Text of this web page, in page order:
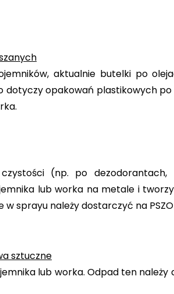
aktualnie butelki po
dotyczy opakowań plastikowych
(np. po dezodorantach,
lub worka na metale i
sprayu należy dostarczyć na
sztuczne
lub worka. Odpad ten należy